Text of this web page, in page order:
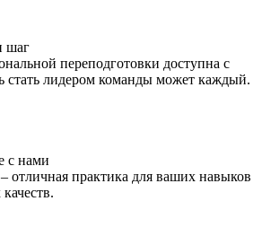
шаг
переподготовки доступна с
стать лидером команды может каждый.
с нами
отличная практика для ваших навыков